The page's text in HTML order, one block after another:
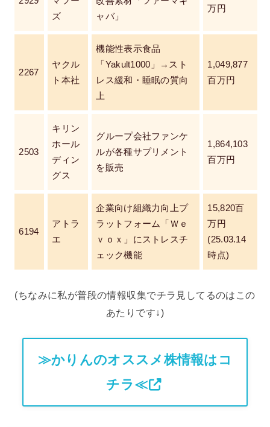
ズ
ャバ」
万円
2267
ヤクル
ト本社
機能性表示食品
「Yakult1000」→スト
レス緩和・睡眠の質向
上
1,049,877
百万円
2503
キリン
ホール
ディン
グス
グループ会社ファンケ
ルが各種サプリメント
を販売
1,864,103
百万円
6194
アトラ
エ
企業向け組織力向上プ
ラットフォーム「Ｗｅ
ｖｏｘ」にストレスチ
ェック機能
15,820百
万円
(25.03.14
時点)
(ちなみに私が普段の情報収集でチラ見してるのはこの
あたりです↓)
≫かりんのオススメ株情報はコ
チラ≪